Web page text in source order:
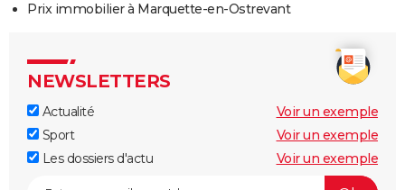
Prix immobilier à Marquette-en-Ostrevant
NEWSLETTERS
Actualité
Voir un exemple
Sport
Voir un exemple
Les dossiers d'actu
Voir un exemple